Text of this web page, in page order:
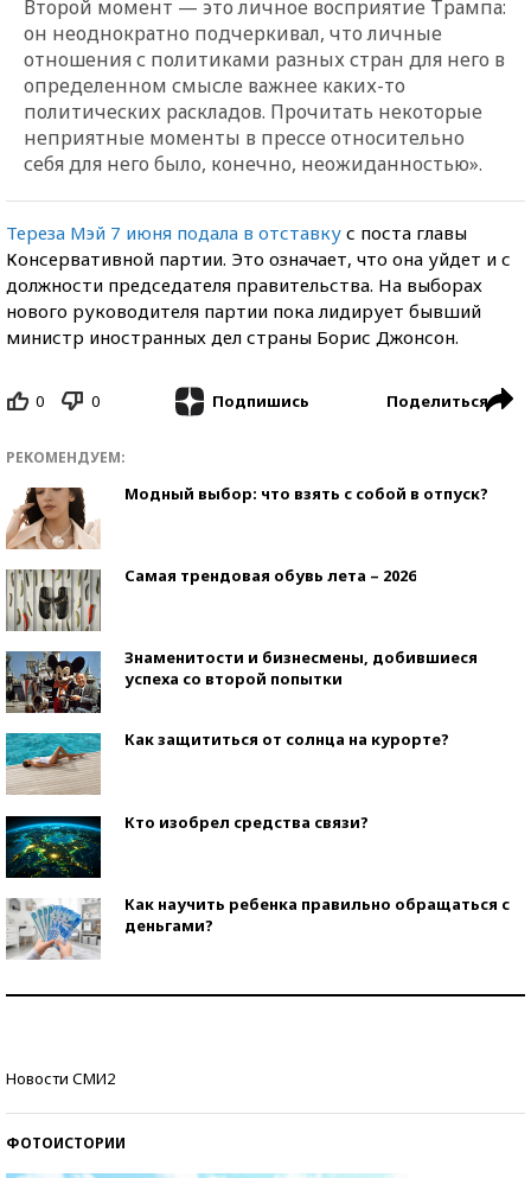
Второй момент — это личное восприятие Трампа:
он неоднократно подчеркивал, что личные
отношения с политиками разных стран для него в
определенном смысле важнее каких-то
политических раскладов. Прочитать некоторые
неприятные моменты в прессе относительно
себя для него было, конечно, неожиданностью».
Тереза Мэй 7 июня подала в отставку с поста главы
Консервативной партии. Это означает, что она уйдет и с
должности председателя правительства. На выборах
нового руководителя партии пока лидирует бывший
министр иностранных дел страны Борис Джонсон.
0 0 Подпишись Поделиться
РЕКОМЕНДУЕМ:
Модный выбор: что взять с собой в отпуск?
Самая трендовая обувь лета – 2026
Знаменитости и бизнесмены, добившиеся
успеха со второй попытки
Как защититься от солнца на курорте?
Кто изобрел средства связи?
Как научить ребенка правильно обращаться с
деньгами?
Новости СМИ2
ФОТОИСТОРИИ